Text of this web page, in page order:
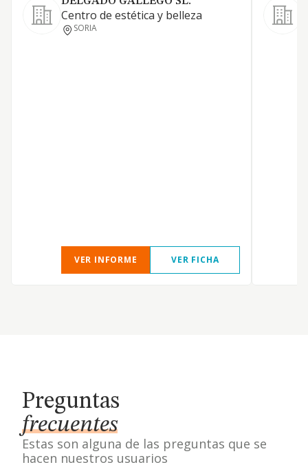
Centro de estética y belleza
SORIA
VER INFORME VER FICHA
Preguntas
frecuentes
Estas son alguna de las preguntas que se
hacen nuestros usuarios